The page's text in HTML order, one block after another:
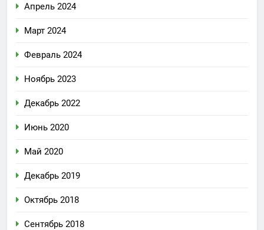
Апрель 2024
Март 2024
Февраль 2024
Ноябрь 2023
Декабрь 2022
Июнь 2020
Май 2020
Декабрь 2019
Октябрь 2018
Сентябрь 2018